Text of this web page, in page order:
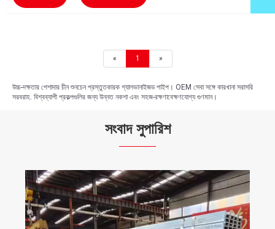
« 1 »
উচ্চ-দক্ষতার পেশাদার চীন শুনচেন প্রস্তুতকারক গ্যালভানাইজড পাইপ। OEM সেবা সঙ্গে কারখানা সরাসরি
সরবরাহ. বিশ্বব্যাপী প্রকল্পগুলির জন্য উন্নত নকশা এবং সহজ-রক্ষণাবেক্ষণযোগ্য গুণমান।
সংবাদ সুপারিশ